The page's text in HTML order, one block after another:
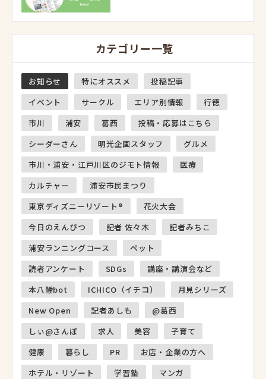
カテゴリー一覧
お知らせ 特にオススメ
投稿記事
イベント
サークル エリア別情報
行徳
市川
浦安 葛西
投稿・応募はこちら
シーダーさん
明光企画スタッフ
グルメ
市川・浦安・江戸川区のジモト情報
医療
カルチャー
浦安市民まつり
東京ディズニーリゾート®
花火大会
今日のえんぴつ
記者 佐々木
記者みちこ
浦安ランニングコース
ペット
読者アンケート
SDGs
講座・講演会など
本八幡bot
ICHICO（イチコ）
月見シリーズ
New Open
記者あしも
@葛西
しぃ@さんぽ
求人 美容
子育て
健康
暮らし PR
お店・企業の方へ
ホテル・リゾート
学習塾
マンガ